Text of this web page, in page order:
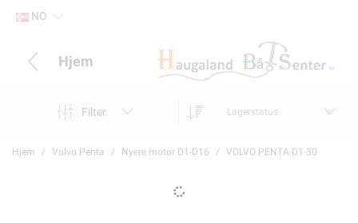
NO
Hjem
Filter Lagerstatus
Hjem Volvo Penta Nyere motor D1-D16 VOLVO PENTA D1-30